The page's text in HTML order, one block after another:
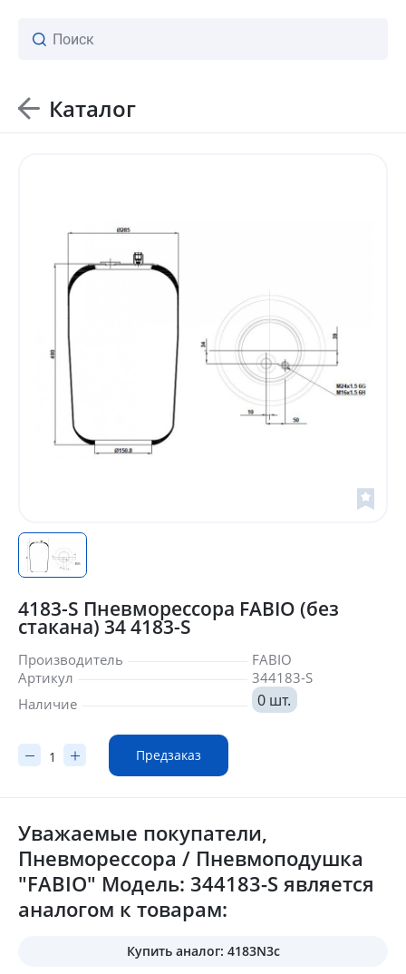
Каталог
4183-S Пневморессора FABIO (без
стакана) 34 4183-S
Производитель
FABIO
Артикул
344183-S
Наличие
0 шт.
Предзаказ
Уважаемые покупатели,
Пневморессора / Пневмоподушка
"FABIO" Модель: 344183-S является
аналогом к товарам:
Купить аналог: 4183N3c